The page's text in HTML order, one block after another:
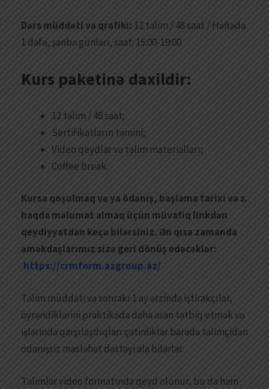
Dərs müddəti və qrafiki: 12 təlim / 48 saat / Həftədə
1 dəfə, şənbə günləri, saat: 15:00-19:00
Kurs paketinə daxildir:
12 təlim / 48 saat;
Sertifikatların təmini;
Video qeydlər və təlim materialları;
Coffee break.
Kursa qoşulmaq və ya ödəniş, başlama tarixi və s.
haqda məlumat almaq üçün müvafiq linkdən
qeydiyyatdan keçə bilərsiniz. Ən qısa zamanda
əməkdaşlarımız sizə geri dönüş edəcəklər:
https://crmform.azgroup.az/
Təlim müddəti və sonrakı 1 ay ərzində iştirakçılar,
öyrəndiklərini praktikada daha asan tətbiq etmək və
işlərində qarşılaşdıqları çətinliklər barədə təlimçidən
ödənişsiz məsləhət dəstəyi ala bilərlər.
Təlimlər video formatında qeyd olunur, bu da həm